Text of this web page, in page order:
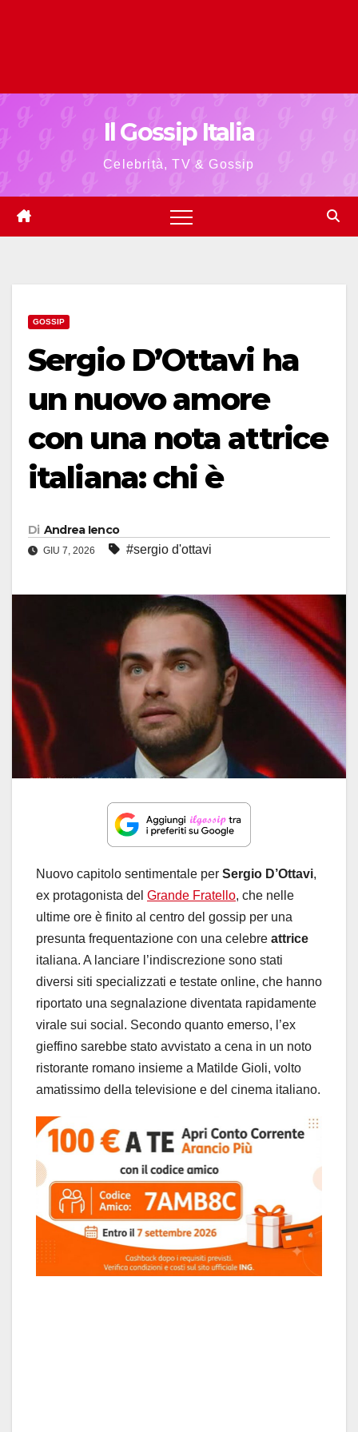
Il Gossip Italia
Celebrità, TV & Gossip
GOSSIP
Sergio D’Ottavi ha
un nuovo amore
con una nota attrice
italiana: chi è
Di Andrea Ienco
GIU 7, 2026 #sergio d'ottavi
Nuovo capitolo sentimentale per Sergio D’Ottavi,
ex protagonista del Grande Fratello, che nelle
ultime ore è finito al centro del gossip per una
presunta frequentazione con una celebre attrice
italiana. A lanciare l’indiscrezione sono stati
diversi siti specializzati e testate online, che hanno
riportato una segnalazione diventata rapidamente
virale sui social. Secondo quanto emerso, l’ex
gieffino sarebbe stato avvistato a cena in un noto
ristorante romano insieme a Matilde Gioli, volto
amatissimo della televisione e del cinema italiano.